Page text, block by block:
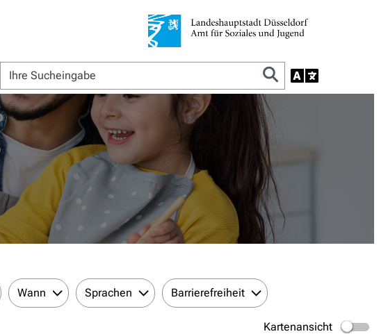
Wann Sprachen Barrierefreiheit
Kartenansicht